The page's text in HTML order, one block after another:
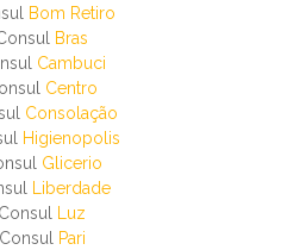
Bom Retiro
Bras
Cambuci
Centro
Consolação
Higienopolis
Glicerio
Liberdade
Luz
Pari